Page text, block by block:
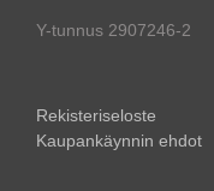
Y-tunnus 2907246-2
Rekisteriseloste
Kaupankäynnin ehdot